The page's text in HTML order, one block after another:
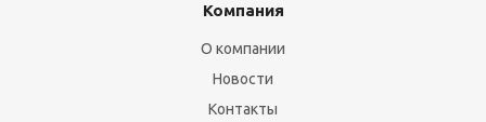
Компания
О компании
Новости
Контакты